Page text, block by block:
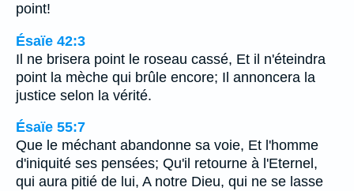
point!
Ésaïe 42:3
Il ne brisera point le roseau cassé, Et il n'éteindra
point la mèche qui brûle encore; Il annoncera la
justice selon la vérité.
Ésaïe 55:7
Que le méchant abandonne sa voie, Et l'homme
d'iniquité ses pensées; Qu'il retourne à l'Eternel,
qui aura pitié de lui, A notre Dieu, qui ne se lasse